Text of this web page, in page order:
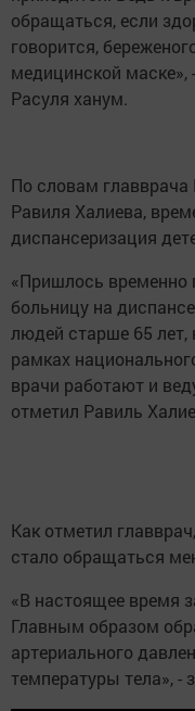
обращаться, если
говорится,
медицинской
Расуля ханум.
По словам
Равиля Халиева,
диспансеризация
«Пришлось временно
больницу на
людей старше 65 лет,
рамках
врачи работают и
отметил Равиль
Как отметил
стало обращаться
«В настоящее время
Главным образом
артериального
температуры тела», -